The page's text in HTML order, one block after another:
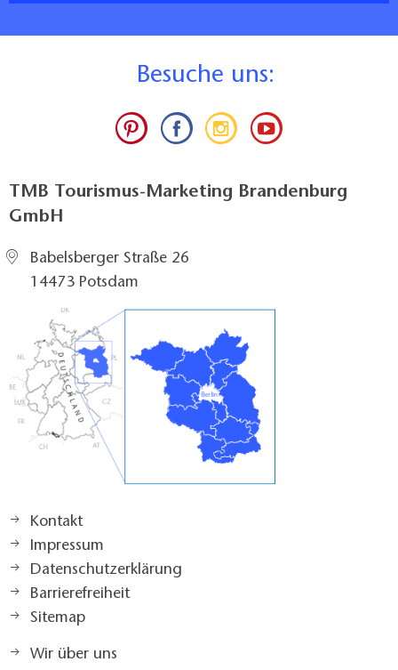
Besuche uns:
TMB Tourismus-Marketing Brandenburg
GmbH
Babelsberger Straße 26
14473 Potsdam
Kontakt
Impressum
Datenschutzerklärung
Barrierefreiheit
Sitemap
Wir über uns